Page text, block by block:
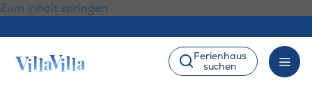
Zum Inhalt springen
Ferienhaus
suchen